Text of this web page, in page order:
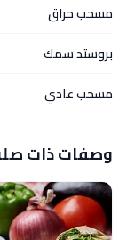
مسحب حراق
بروستد سمك
مسحب عادي
وصفات ذات